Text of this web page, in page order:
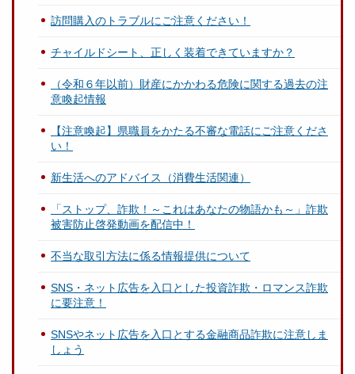
訪問購入のトラブルにご注意ください！
チャイルドシート、正しく装着できていますか？
（令和６年以前）財産にかかわる危険に関する過去の注
意喚起情報
【注意喚起】県職員をかたる不審な電話にご注意くださ
い！
新生活へのアドバイス（消費生活関連）
「ストップ、詐欺！～これはあなたの物語かも～」詐欺
被害防止啓発動画を配信中！
不当な取引方法に係る情報提供について
SNS・ネット広告を入口とした投資詐欺・ロマンス詐欺
に要注意！
SNSやネット広告を入口とする金融商品詐欺に注意しま
しょう